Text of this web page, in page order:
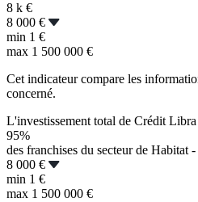
8 k €
8 000 €
min 1 €
max 1 500 000 €
Cet indicateur compare les
concerné.
L'investissement total de Crédit
95%
des franchises du secteur de Habitat
8 000 €
min 1 €
max 1 500 000 €